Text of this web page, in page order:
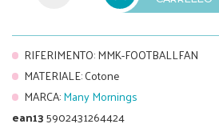
RIFERIMENTO:MMK-FOOTBALLFAN
MATERIALE:Cotone
MARCA:Many Mornings
ean135902431264424